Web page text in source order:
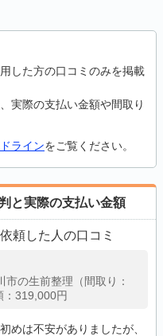
した方の口コミのみを掲載
実際の支払い金額や間取り
ラインをご覧ください。
と実際の支払い金額
頼した人の口コミ
の生前整理（間取り：
：319,000円
めは不安がありましたが、